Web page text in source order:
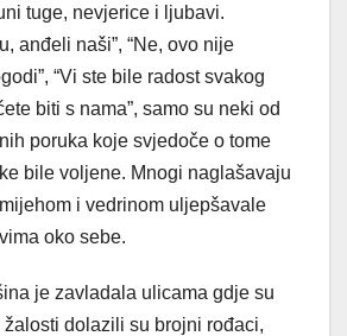
tuge, nevjerice i ljubavi.
anđeli naši”, “Ne, ovo nije
“Vi ste bile radost svakog
biti s nama”, samo su neki od
poruka koje svjedoče o tome
bile voljene. Mnogi naglašavaju
i vedrinom uljepšavale
oko sebe.
je zavladala ulicama gdje su
dolazili su brojni rođaci,